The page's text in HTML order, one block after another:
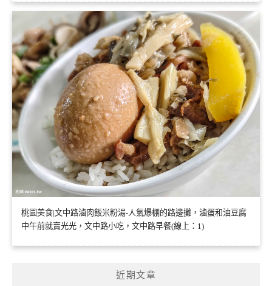
桃園美食|文中路滷肉飯米粉湯-人氣爆棚的路邊攤，滷蛋和油豆腐
中午前就賣光光，文中路小吃，文中路早餐(線上：1)
近期文章